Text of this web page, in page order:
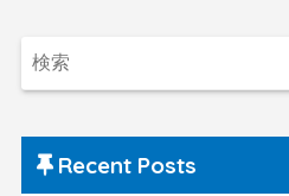
Recent Posts